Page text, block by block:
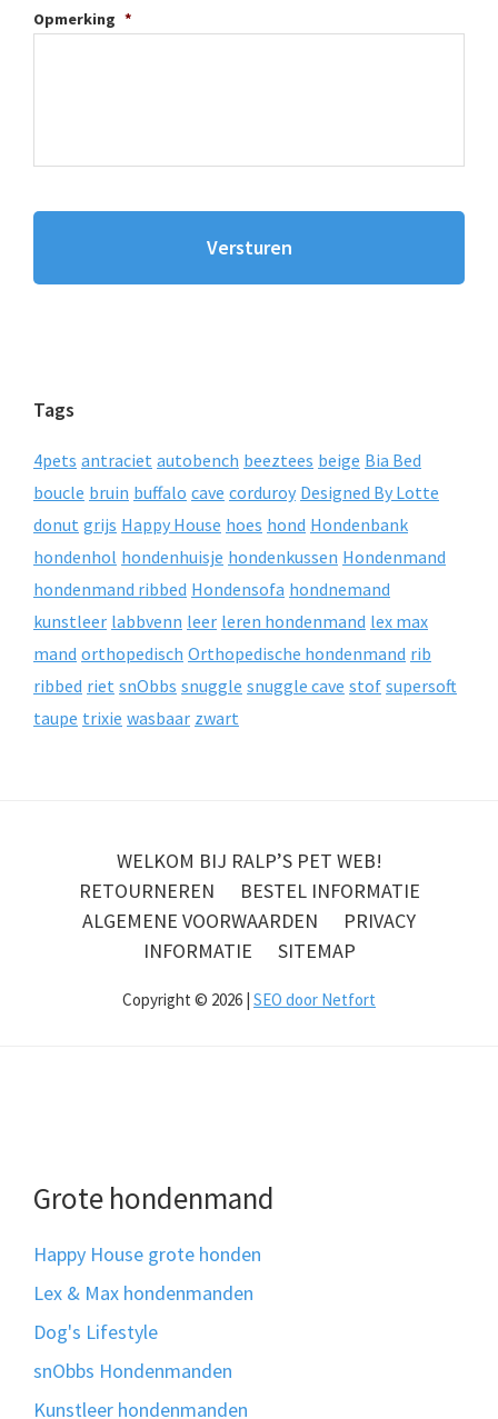
Opmerking *
Tags
4pets antraciet autobench beeztees beige Bia Bed
boucle bruin buffalo cave corduroy Designed By Lotte
donut grijs Happy House hoes hond Hondenbank
hondenhol hondenhuisje hondenkussen Hondenmand
hondenmand ribbed Hondensofa hondnemand
kunstleer labbvenn leer leren hondenmand lex max
mand orthopedisch Orthopedische hondenmand rib
ribbed riet snObbs snuggle snuggle cave stof supersoft
taupe trixie wasbaar zwart
WELKOM BIJ RALP’S PET WEB!
RETOURNEREN
BESTEL INFORMATIE
ALGEMENE VOORWAARDEN
PRIVACY
INFORMATIE
SITEMAP
Copyright © 2026 | SEO door Netfort
Grote hondenmand
Happy House grote honden
Lex & Max hondenmanden
Dog's Lifestyle
snObbs Hondenmanden
Kunstleer hondenmanden